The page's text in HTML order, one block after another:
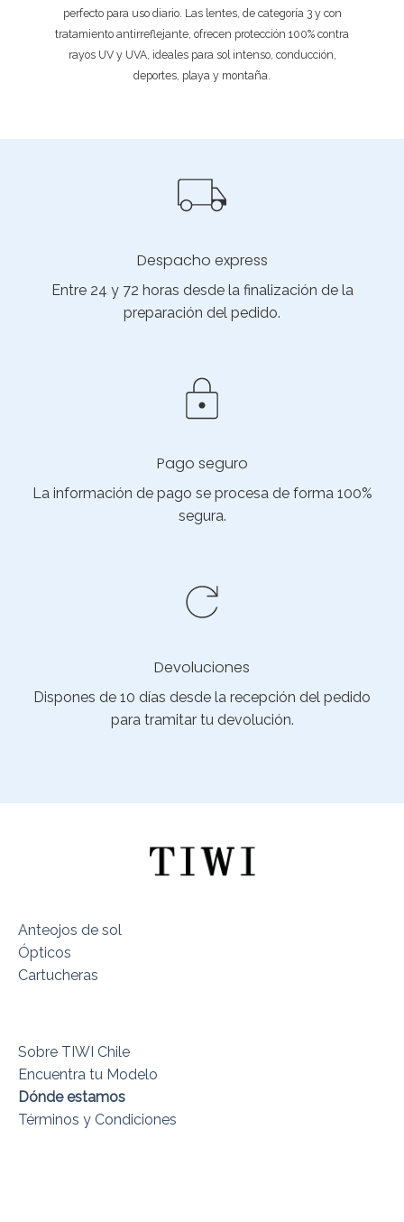
perfecto para uso diario. Las lentes, de categoría 3 y con
tratamiento antirreflejante, ofrecen protección 100% contra
rayos UV y UVA, ideales para sol intenso, conducción,
deportes, playa y montaña.
Despacho express
Entre 24 y 72 horas desde la finalización de la
preparación del pedido.
Pago seguro
La información de pago se procesa de forma 100%
segura.
Devoluciones
Dispones de 10 días desde la recepción del pedido
para tramitar tu devolución.
Anteojos de sol
Ópticos
Cartucheras
Sobre TIWI Chile
Encuentra tu Modelo
Dónde estamos
Términos y Condiciones